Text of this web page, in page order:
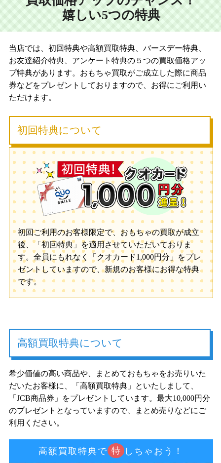
嬉しい5つの特典
当店では、初回特典や高額買取特典、バースデー特典、
お友達紹介特典、アンケート特典の５つの買取価格アッ
プ特典があります。おもちゃ買取がご成立した際に商品
券などをプレゼントしておりますので、お得にご利用い
ただけます。
初回特典について
初回ご利用のお客様限定で、おもちゃの買取が成立
後、「初回特典」を適用させていただいておりま
す。全員にもれなく「クオカード1,000円分」をプレ
ゼントしていますので、新規のお客様にお得な特典
です。
高額買取特典について
希少価値の高い商品や、まとめておもちゃをお売りいた
だいたお客様に、「高額買取特典」といたしまして、
「JCB商品券」をプレゼントしています。最大10,000円分
のプレゼントとなっていますので、まとめ売りなどにご
利用ください。
高額買取特典で 特 しちゃおう！